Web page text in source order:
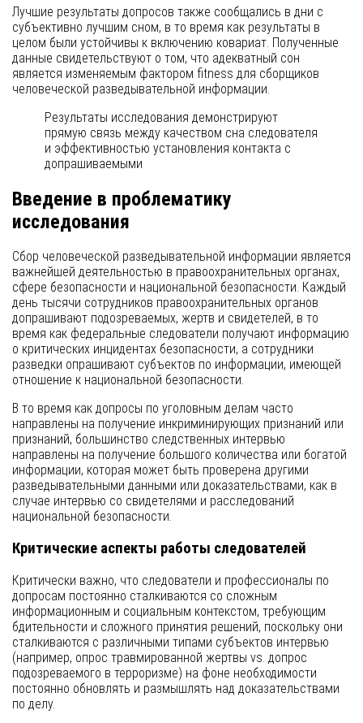
Лучшие результаты допросов также сообщались в дни с
субъективно лучшим сном, в то время как результаты в
целом были устойчивы к включению ковариат. Полученные
данные свидетельствуют о том, что адекватный сон
является изменяемым фактором fitness для сборщиков
человеческой разведывательной информации.
Результаты исследования демонстрируют
прямую связь между качеством сна следователя
и эффективностью установления контакта с
допрашиваемыми
Введение в проблематику
исследования
Сбор человеческой разведывательной информации является
важнейшей деятельностью в правоохранительных органах,
сфере безопасности и национальной безопасности. Каждый
день тысячи сотрудников правоохранительных органов
допрашивают подозреваемых, жертв и свидетелей, в то
время как федеральные следователи получают информацию
о критических инцидентах безопасности, а сотрудники
разведки опрашивают субъектов по информации, имеющей
отношение к национальной безопасности.
В то время как допросы по уголовным делам часто
направлены на получение инкриминирующих признаний или
признаний, большинство следственных интервью
направлены на получение большого количества или богатой
информации, которая может быть проверена другими
разведывательными данными или доказательствами, как в
случае интервью со свидетелями и расследований
национальной безопасности.
Критические аспекты работы следователей
Критически важно, что следователи и профессионалы по
допросам постоянно сталкиваются со сложным
информационным и социальным контекстом, требующим
бдительности и сложного принятия решений, поскольку они
сталкиваются с различными типами субъектов интервью
(например, опрос травмированной жертвы vs. допрос
подозреваемого в терроризме) на фоне необходимости
постоянно обновлять и размышлять над доказательствами
по делу.